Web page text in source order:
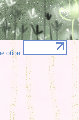
обои